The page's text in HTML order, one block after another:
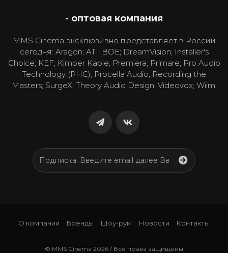
- оптовая компания
MMS Cinema эксклюзивно представляет в России
сегодня: Aragon; ATI; BOE; DreamVision; Installer's
Choice; KEF; Kimber Kable; Premiera; Primare; Pro Audio
Technology (PHC); Procella Audio; Recording the
Masters; SurgeX; Theory Audio Design; Videovox; Wiim.
О компании Бренды Шоу-рум Новости Контакты
© MMS Cinema 2026 / Все права защищены